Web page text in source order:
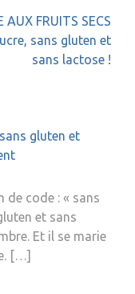
AUX FRUITS SECS
sans gluten et
sans lactose !
sans gluten et
de code : « sans
et sans
Et il se marie
[…]